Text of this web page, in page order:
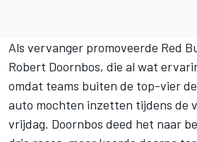
Als vervanger promoveerde Red
Robert Doornbos, die al wat
omdat teams buiten de top-vier
auto mochten inzetten tijdens de
vrijdag. Doornbos deed het naar